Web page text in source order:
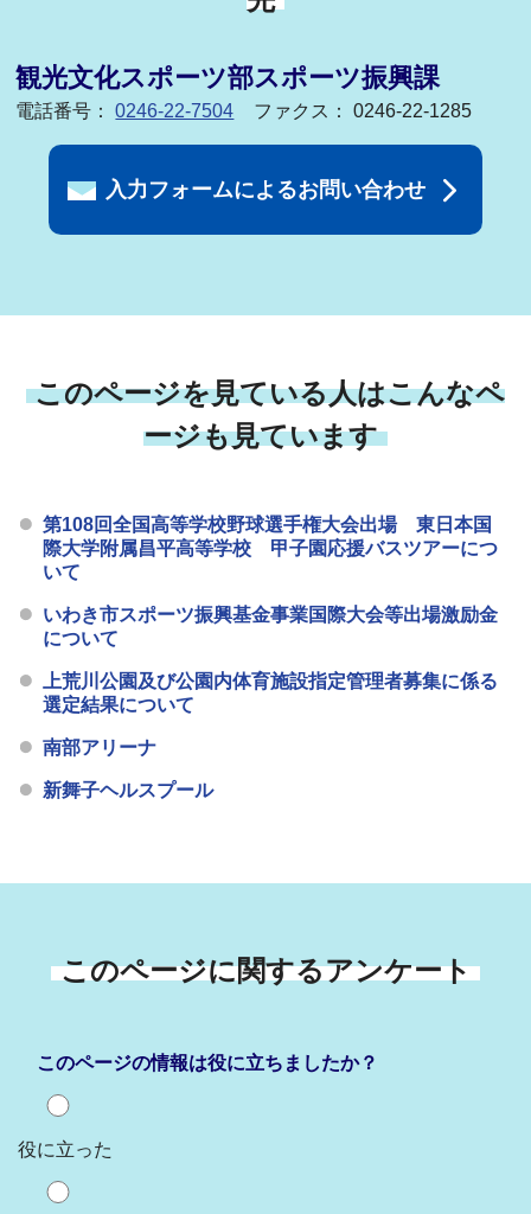
観光文化スポーツ部スポーツ振興課
電話番号：0246-22-7504 ファクス： 0246-22-1285
入力フォームによるお問い合わせ
このページを見ている人はこんなペ
ージも見ています
第108回全国高等学校野球選手権大会出場 東日本国
際大学附属昌平高等学校 甲子園応援バスツアーにつ
いて
いわき市スポーツ振興基金事業国際大会等出場激励金
について
上荒川公園及び公園内体育施設指定管理者募集に係る
選定結果について
南部アリーナ
新舞子ヘルスプール
このページに関するアンケート
このページの情報は役に立ちましたか？
役に立った